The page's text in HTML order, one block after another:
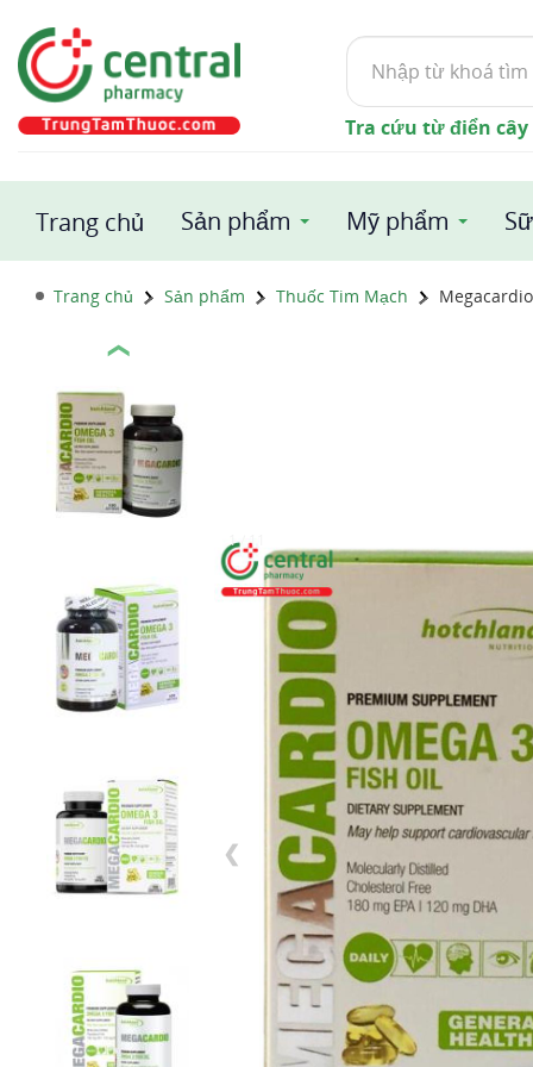
Tìm
kiếm
Tra cứu từ điển
Trang chủ Sản phẩm Mỹ phẩm
Trang chủ Sản phẩm Thuốc Tim Mạch
❮
1 / 11
❮